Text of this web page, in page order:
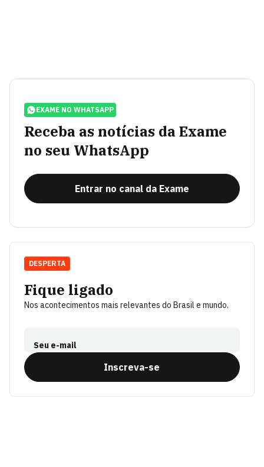
EXAME NO WHATSAPP
Receba as notícias da Exame
no seu WhatsApp
Entrar no canal da Exame
Fique ligado
Nos acontecimentos mais relevantes do Brasil e mundo.
Seu e-mail
Inscreva-se
DESPERTA